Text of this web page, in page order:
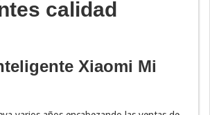
calidad
Xiaomi Mi